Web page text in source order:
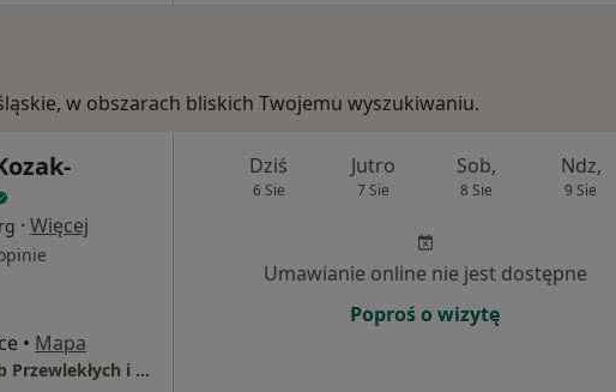
w obszarach bliskich Twojemu wyszukiwaniu.
· Więcej
• Mapa
Mediqpol - Centrum Terapii Chorób Przewlekłych i Chirurgii Wielospecjalistycznej
Dziś
6 Sie
Jutro
7 Sie
Sob,
8 Sie
Ndz,
9 Sie
Umawianie online nie jest dostępne
Poproś o wizytę